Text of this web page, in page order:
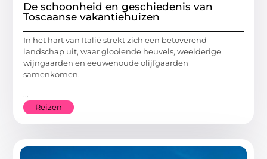
De schoonheid en geschiedenis van
Toscaanse vakantiehuizen
In het hart van Italië strekt zich een betoverend
landschap uit, waar glooiende heuvels, weelderige
wijngaarden en eeuwenoude olijfgaarden
samenkomen.
...
Reizen